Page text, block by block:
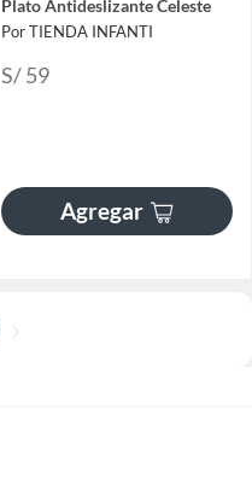
Plato Antideslizante Celeste
Por TIENDA INFANTI
S/ 59
Agregar